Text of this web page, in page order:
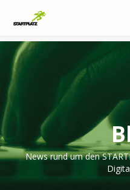
News rund um den